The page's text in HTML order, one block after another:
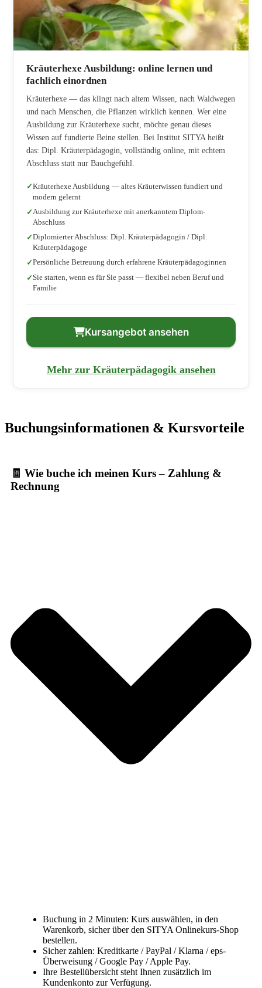
Kräuterhexe Ausbildung: online lernen und
fachlich einordnen
Kräuterhexe — das klingt nach altem Wissen, nach Waldwegen
und nach Menschen, die Pflanzen wirklich kennen. Wer eine
Ausbildung zur Kräuterhexe sucht, möchte genau dieses
Wissen auf fundierte Beine stellen. Bei Institut SITYA heißt
das: Dipl. Kräuterpädagogin, vollständig online, mit echtem
Abschluss statt nur Bauchgefühl.
Kräuterhexe Ausbildung — altes Kräuterwissen fundiert und
modern gelernt
Ausbildung zur Kräuterhexe mit anerkanntem Diplom-
Abschluss
Diplomierter Abschluss: Dipl. Kräuterpädagogin / Dipl.
Kräuterpädagoge
Persönliche Betreuung durch erfahrene Kräuterpädagoginnen
Sie starten, wenn es für Sie passt — flexibel neben Beruf und
Familie
Kursangebot ansehen
Mehr zur Kräuterpädagogik ansehen
Buchungsinformationen & Kursvorteile
🧾 Wie buche ich meinen Kurs – Zahlung &
Rechnung
Buchung in 2 Minuten: Kurs auswählen, in den
Warenkorb, sicher über den SITYA Onlinekurs-Shop
bestellen.
Sicher zahlen: Kreditkarte / PayPal / Klarna / eps-
Überweisung / Google Pay / Apple Pay.
Ihre Bestellübersicht steht Ihnen zusätzlich im
Kundenkonto zur Verfügung.